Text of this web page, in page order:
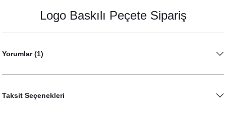
Logo Baskılı Peçete Sipariş
Yorumlar (1)
Taksit Seçenekleri